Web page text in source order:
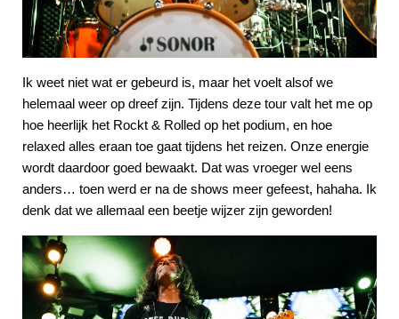
Ik weet niet wat er gebeurd is, maar het voelt alsof we
helemaal weer op dreef zijn. Tijdens deze tour valt het me op
hoe heerlijk het Rockt & Rolled op het podium, en hoe
relaxed alles eraan toe gaat tijdens het reizen. Onze energie
wordt daardoor goed bewaakt. Dat was vroeger wel eens
anders… toen werd er na de shows meer gefeest, hahaha. Ik
denk dat we allemaal een beetje wijzer zijn geworden!